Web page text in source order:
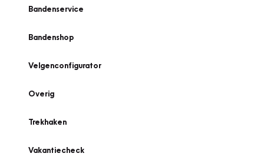
Bandenservice
Bandenshop
Velgenconfigurator
Overig
Trekhaken
Vakantiecheck